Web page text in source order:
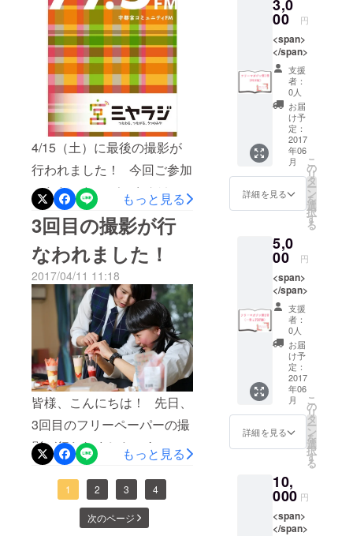
写真の選定をしました。 と
ても素敵なお写真ばかり
で、どれを本誌に使うか
とっても迷います…！(-_-;)
皆様のご期待に添えるよ
う、おしゃれでかわいいフ
リーペーパーを創ります！
misuzuphotoさんのこちらの
サイトもぜひご覧ください
https://misuzuphoto.wixsite.c
om/webg1/special
4/15（土）に最後の撮影が
行われました！ 今回ご参加
いただいたモデルさんは、
宇都宮のラジオ『ミヤラ
ジ』に出演中で、ミュージ
カル女優としても活動中の
粕谷日香里さん。 いちごを
イメージした可愛らしい赤
のワンピースで撮影しまし
た その他にも、物撮りやイ
メージカットを撮り、全て
の撮影が終了しました！今
後は編集作業に入ります。
皆様のご支援により84%達
成！ 本当に嬉しく思いま
す！ありがとうございま
す！残り2週間を切りました
が、最後まで精一杯頑張り
もっと見る
3回目の撮影が行
なわれました！
2017/04/11 11:18
皆様、こんにちは！ 先日、
3回目のフリーペーパーの撮
影が行われました。あいに
くの雨でしたが、モデルや
スタッフさんの協力によ
り、予定通り撮影ができま
もっと見る
1 2 3 4
次のページ
3,0
00 円
<span>
</span>
支援
者：
0人
お届
け予
定：
2017
年06
月
詳細を見る
こ
の
リ
タ
ー
ン
を
選
択
す
る
5,0
00 円
<span>
</span>
支援
者：
0人
お届
け予
定：
2017
年06
月
詳細を見る
こ
の
リ
タ
ー
ン
を
選
択
す
る
10,
000 円
<span>
</span>